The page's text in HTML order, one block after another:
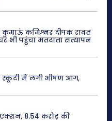
कुमाऊं कमिश्नर दीपक रावत
भी पहुंचा मतदाता सत्यापन
स्कूटी में लगी भीषण आग,
8.54 करोड़ की